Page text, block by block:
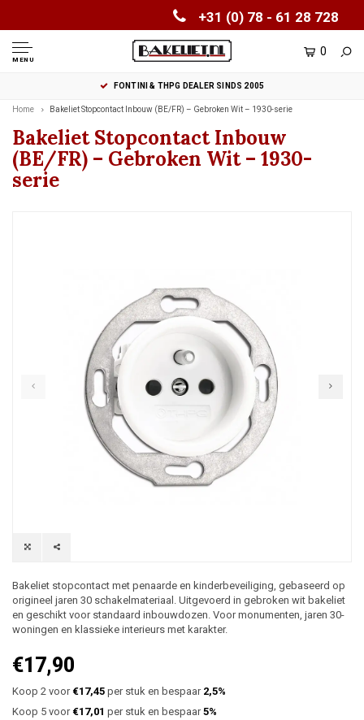
+31 (0) 78 - 61 28 728
MENU
0
FONTINI & THPG DEALER SINDS 2005
Home Bakeliet Stopcontact Inbouw (BE/FR) – Gebroken Wit – 1930-serie
Bakeliet Stopcontact Inbouw
(BE/FR) – Gebroken Wit – 1930-
serie
Bakeliet stopcontact met penaarde en kinderbeveiliging, gebaseerd op
origineel jaren 30 schakelmateriaal. Uitgevoerd in gebroken wit bakeliet
en geschikt voor standaard inbouwdozen. Voor monumenten, jaren 30-
woningen en klassieke interieurs met karakter.
€17,90
Koop 2 voor €17,45 per stuk en bespaar 2,5%
Koop 5 voor €17,01 per stuk en bespaar5%